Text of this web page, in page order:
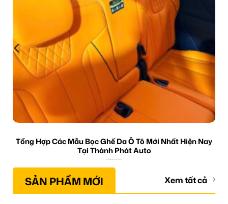
Tổng Hợp Các Mẫu Bọc Ghế Da Ô Tô Mới Nhất Hiện Nay
Tại Thành Phát Auto
SẢN PHẨM MỚI Xem tất cả